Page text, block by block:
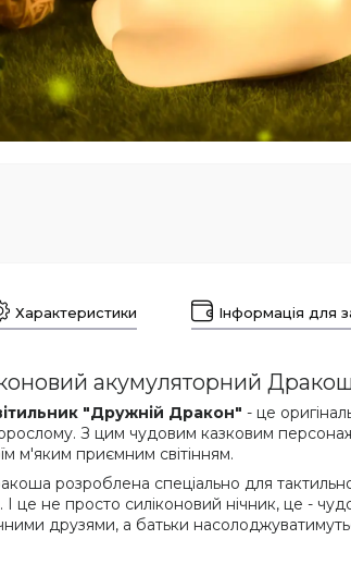
Характеристики Інформація для
акумуляторний
"Дружній Дракон" - це
З цим чудовим казковим
м'яким приємним світінням.
розроблена спеціально для
І це не просто силіконовий нічник, це -
друзями, а батьки